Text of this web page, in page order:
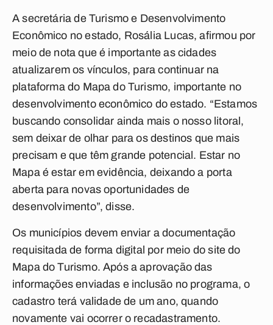
A secretária de Turismo e Desenvolvimento
Econômico no estado, Rosália Lucas, afirmou por
meio de nota que é importante as cidades
atualizarem os vínculos, para continuar na
plataforma do Mapa do Turismo, importante no
desenvolvimento econômico do estado. “Estamos
buscando consolidar ainda mais o nosso litoral,
sem deixar de olhar para os destinos que mais
precisam e que têm grande potencial. Estar no
Mapa é estar em evidência, deixando a porta
aberta para novas oportunidades de
desenvolvimento”, disse.
Os municípios devem enviar a documentação
requisitada de forma digital por meio do site do
Mapa do Turismo. Após a aprovação das
informações enviadas e inclusão no programa, o
cadastro terá validade de um ano, quando
novamente vai ocorrer o recadastramento.